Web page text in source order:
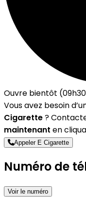
Ouvre bientôt
Vous avez besoin
Cigarette?
maintenant en
Appeler E Cigarette
Numéro de
Voir le numéro